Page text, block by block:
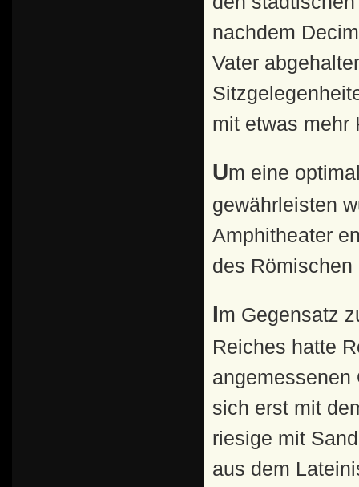
nachdem
Vater
mit etwas mehr
Um eine optimale Sicht für eine große Zuschauermenge zu
gewährleisten
Amphitheater
des
Im Gegensatz zu zahlreichen anderen Städten des
Reiches hatte
angemessenen
sich erst mit
riesige mit
aus dem